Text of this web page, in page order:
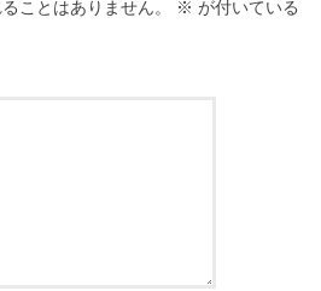
ことはありません。 ※ が付いている